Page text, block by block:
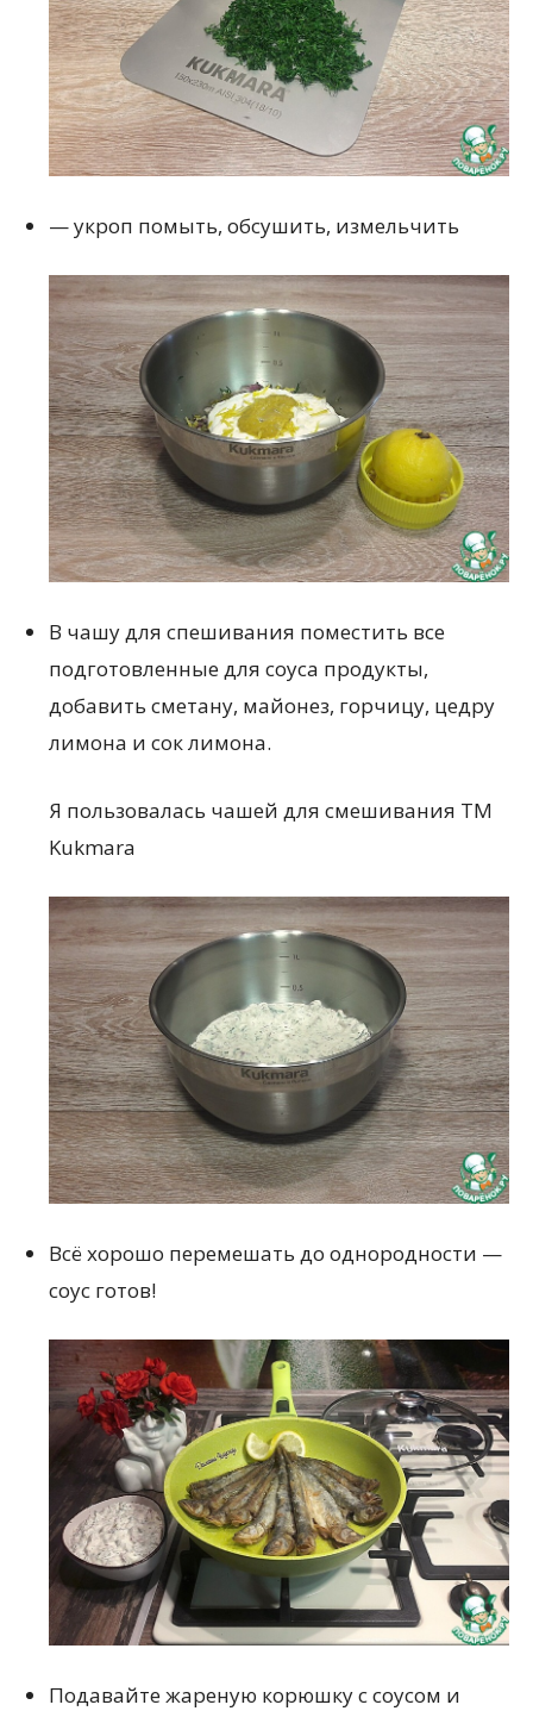
— укроп помыть, обсушить, измельчить
В чашу для спешивания поместить все
подготовленные для соуса продукты,
добавить сметану, майонез, горчицу, цедру
лимона и сок лимона.
Я пользовалась чашей для смешивания ТМ
Kukmara
Всё хорошо перемешать до однородности —
соус готов!
Подавайте жареную корюшку с соусом и